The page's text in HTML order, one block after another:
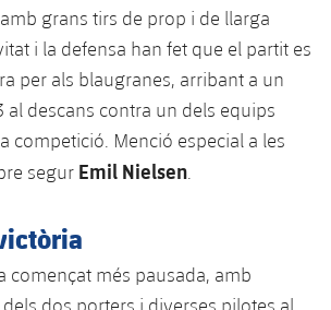
grans tirs de prop i de llarga
i la defensa han fet que el partit es
per als blaugranes, arribant a un
al descans contra un dels equips
competició. Menció especial a les
segur Emil Nielsen
començat més pausada, amb
dos porters i diverses pilotes al